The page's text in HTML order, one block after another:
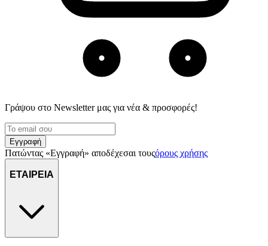
Γράψου στο Νewsletter μας για νέα & προσφορές!
Εγγραφή
Πατώντας «Εγγραφή» αποδέχεσαι τουςόρους χρήσης
ΕΤΑΙΡΕΙΑ